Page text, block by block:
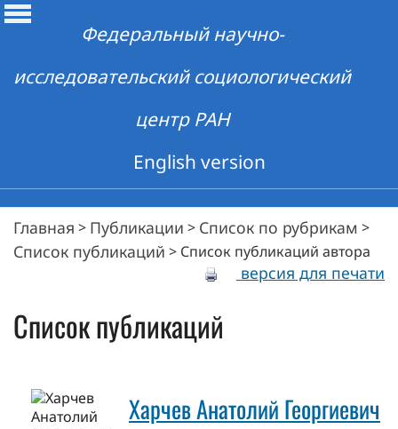
Федеральный научно-
исследовательский социологический
центр РАН
English version
Главная > Публикации > Список по рубрикам >
Список публикаций > Список публикаций автора
версия для печати
Список публикаций
Харчев Анатолий Георгиевич